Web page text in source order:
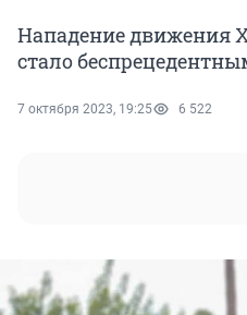
Нападение движения
стало
7 октября 2023, 19:25 6 522